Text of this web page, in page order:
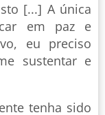
[...] A única
em paz e
eu preciso
sustentar e
tenha sido